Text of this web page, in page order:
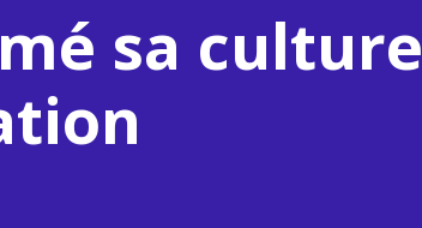
sa culture